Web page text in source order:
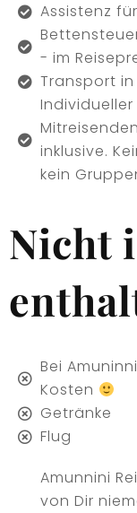
Assistenz
- im
Transport
inklusive.
kein
Nicht
Bei
Kosten
Getränke
Flug
Amunnini
von Dir